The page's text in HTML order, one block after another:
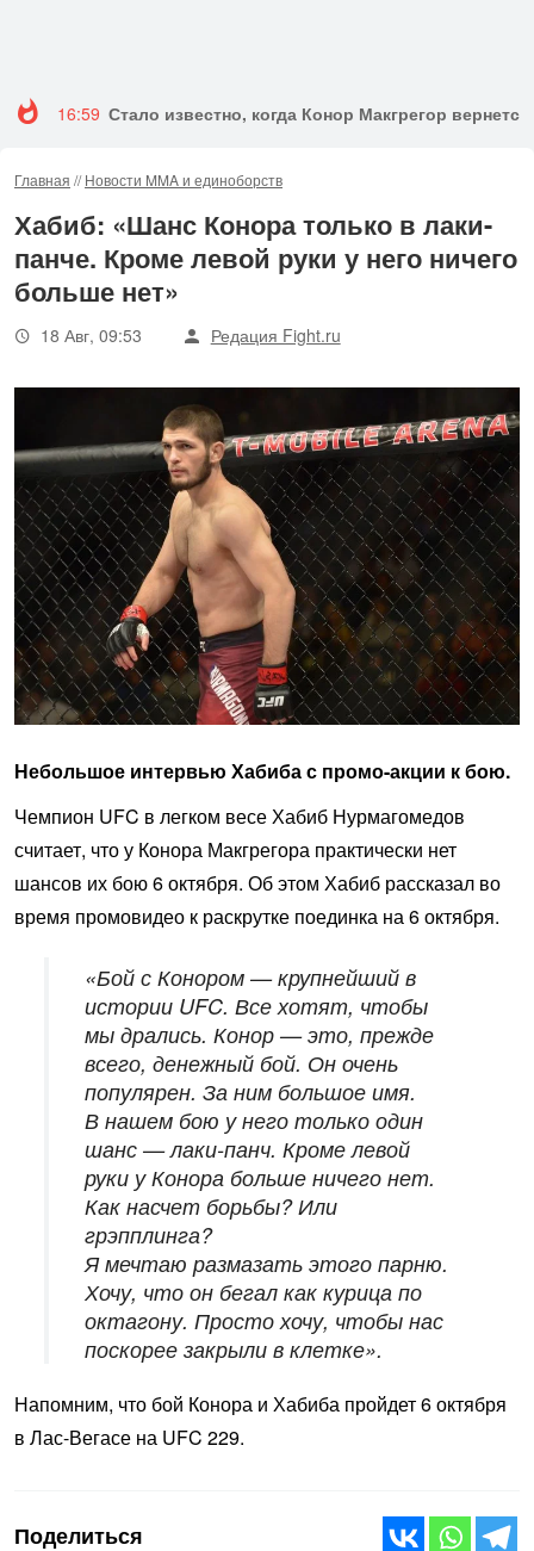
16:59 Стало известно, когда Конор Макгрегор вернется
Главная //Новости MMA и единоборств
Хабиб: «Шанс Конора только в лаки-
панче. Кроме левой руки у него ничего
больше нет»
18 Авг, 09:53 Редация Fight.ru
Небольшое интервью Хабиба с промо-акции к бою.
Чемпион UFC в легком весе Хабиб Нурмагомедов
считает, что у Конора Макгрегора практически нет
шансов их бою 6 октября. Об этом Хабиб рассказал во
время промовидео к раскрутке поединка на 6 октября.
«Бой с Конором — крупнейший в
истории UFC. Все хотят, чтобы
мы дрались. Конор — это, прежде
всего, денежный бой. Он очень
популярен. За ним большое имя.
В нашем бою у него только один
шанс — лаки-панч. Кроме левой
руки у Конора больше ничего нет.
Как насчет борьбы? Или
грэпплинга?
Я мечтаю размазать этого парню.
Хочу, что он бегал как курица по
октагону. Просто хочу, чтобы нас
поскорее закрыли в клетке».
Напомним, что бой Конора и Хабиба пройдет 6 октября
в Лас-Вегасе на UFC 229.
Поделиться